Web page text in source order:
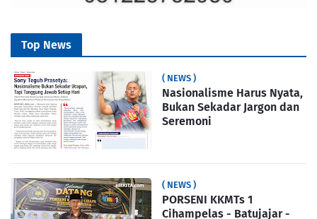
Top News
( NEWS )
Nasionalisme Harus Nyata,
Bukan Sekadar Jargon dan
Seremoni
( NEWS )
PORSENI KKMTs 1
Cihampelas - Batujajar -